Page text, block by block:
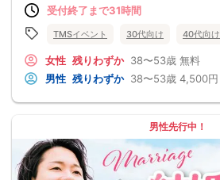
受付終了まで31時間
TMSイベント 30代向け 40代向け
女性 残りわずか 38〜53歳 無料
男性 残りわずか 38〜53歳 4,500円
男性先行中！